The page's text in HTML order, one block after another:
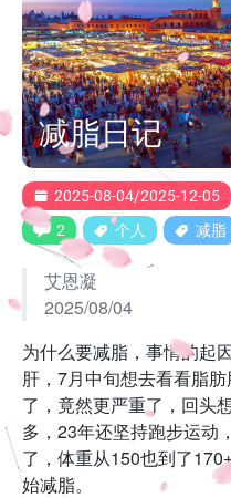
减脂日记
2025-08-04/2025-12-05
2
个人 减脂
艾恩凝
2025/08/04
为什么要减脂，事情的起
肝，7月中旬想去看看脂
了，竟然更严重了，回头
多，23年还坚持跑步运动
了，体重从150也到了
始减脂。